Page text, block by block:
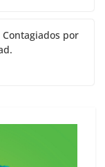
Contagiados por